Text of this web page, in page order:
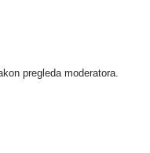
pregleda moderatora.